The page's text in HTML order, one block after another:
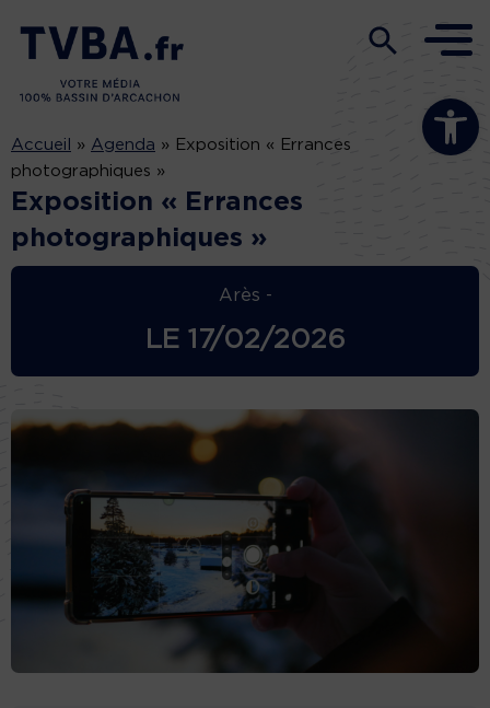
Ouvrir la
Accueil » Agenda » Exposition « Errances
photographiques »
Exposition « Errances
photographiques »
Arès -
LE 17/02/2026